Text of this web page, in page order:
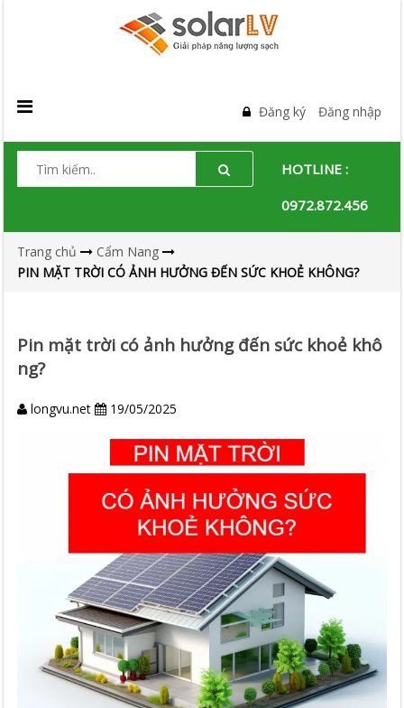
Đăng ký Đăng nhập
HOTLINE :
0972.872.456
Trang chủ
Cẩm Nang
PIN MẶT TRỜI CÓ ẢNH HƯỞNG ĐẾN SỨC KHOẺ KHÔNG?
Pin mặt trời có ảnh hưởng đến sức khoẻ khô
ng?
longvu.net 19/05/2025